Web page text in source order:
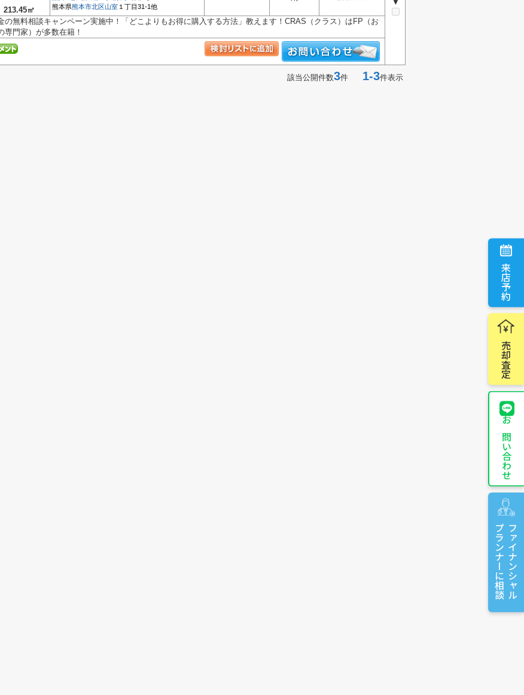
来店予約
売却査定
お問い合わせ
ファイナンシャル
プランナーに相談
213.45㎡
▼
熊本県熊本市北区山室 １丁目31-1他
の無料相談キャンペーン実施中！「どこよりもお得に購入する方法」教えます！CRAS（クラス）はFP（お
専門家）が多数在籍！
該当公開件数3件 1-3件表示